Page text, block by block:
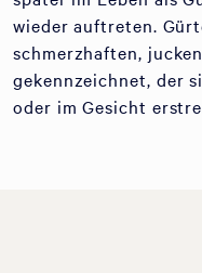
wieder auftreten.
schmerzhaften,
gekennzeichnet, der
oder im Gesicht